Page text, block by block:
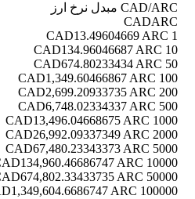
CAD/ARC مبدل نرخ ارز
CADARC
1 CAD
13.49604669 ARC
10 CAD
134.96046687 ARC
50 CAD
674.80233434 ARC
100 CAD
1,349.60466867 ARC
200 CAD
2,699.20933735 ARC
500 CAD
6,748.02334337 ARC
1000 CAD
13,496.04668675 ARC
2000 CAD
26,992.09337349 ARC
5000 CAD
67,480.23343373 ARC
10000 CAD
134,960.46686747 ARC
50000 CAD
674,802.33433735 ARC
100000 CAD
1,349,604.6686747 ARC